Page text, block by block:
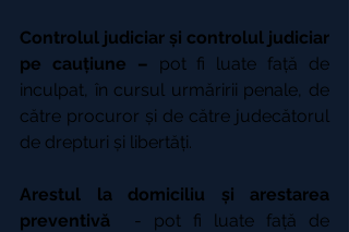
Controlul judiciar și controlul judiciar
pe cauțiune – pot fi luate față de
inculpat, în cursul urmăririi penale, de
către procuror și de către judecătorul
de drepturi și libertăți.
Arestul la domiciliu și arestarea
preventivă
- pot fi luate față de